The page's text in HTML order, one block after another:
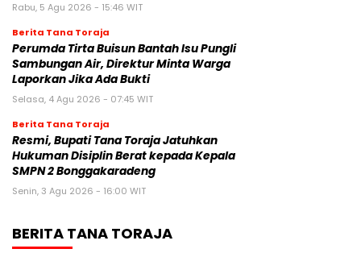
Rabu, 5 Agu 2026 - 15:46 WIT
Berita Tana Toraja
Perumda Tirta Buisun Bantah Isu Pungli
Sambungan Air, Direktur Minta Warga
Laporkan Jika Ada Bukti
Selasa, 4 Agu 2026 - 07:45 WIT
Berita Tana Toraja
Resmi, Bupati Tana Toraja Jatuhkan
Hukuman Disiplin Berat kepada Kepala
SMPN 2 Bonggakaradeng
Senin, 3 Agu 2026 - 16:00 WIT
BERITA TANA TORAJA